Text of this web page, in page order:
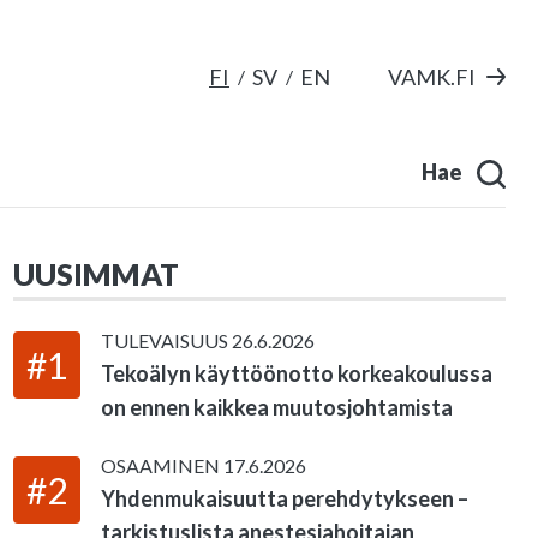
FI SV EN VAMK.FI
Hae
UUSIMMAT
#1
TULEVAISUUS 26.6.2026
Tekoälyn käyttöönotto korkeakoulussa
on ennen kaikkea muutosjohtamista
#2
OSAAMINEN 17.6.2026
Yhdenmukaisuutta perehdytykseen –
tarkistuslista anestesiahoitajan